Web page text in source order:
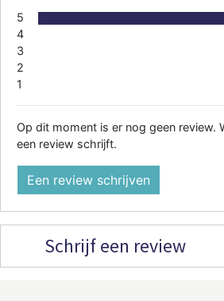
5
4
3
2
1
Op dit moment is er nog geen review.
een review schrijft.
Een review schrijven
Schrijf een review